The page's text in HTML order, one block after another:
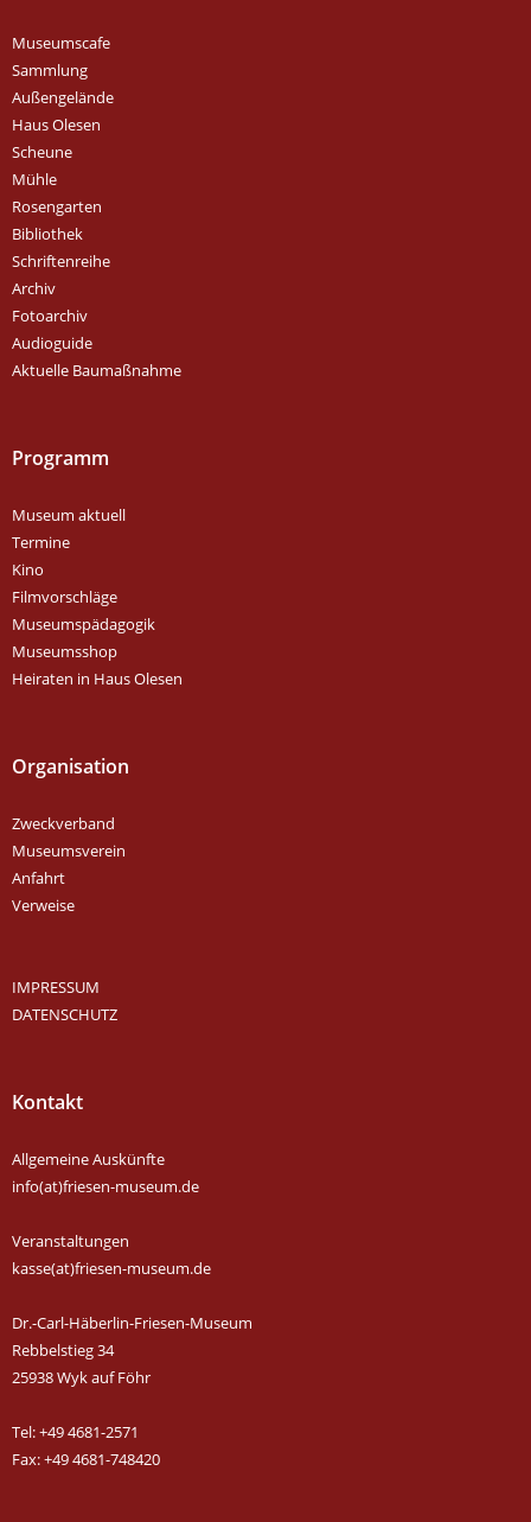
Museumscafe
Sammlung
Außengelände
Haus Olesen
Scheune
Mühle
Rosengarten
Bibliothek
Schriftenreihe
Archiv
Fotoarchiv
Audioguide
Aktuelle Baumaßnahme
Programm
Museum aktuell
Termine
Kino
Filmvorschläge
Museumspädagogik
Museumsshop
Heiraten in Haus Olesen
Organisation
Zweckverband
Museumsverein
Anfahrt
Verweise
IMPRESSUM
DATENSCHUTZ
Kontakt
Allgemeine Auskünfte
info(at)friesen-museum.de
Veranstaltungen
kasse(at)friesen-museum.de
Dr.-Carl-Häberlin-Friesen-Museum
Rebbelstieg 34
25938 Wyk auf Föhr
Tel: +49 4681-2571
Fax: +49 4681-748420